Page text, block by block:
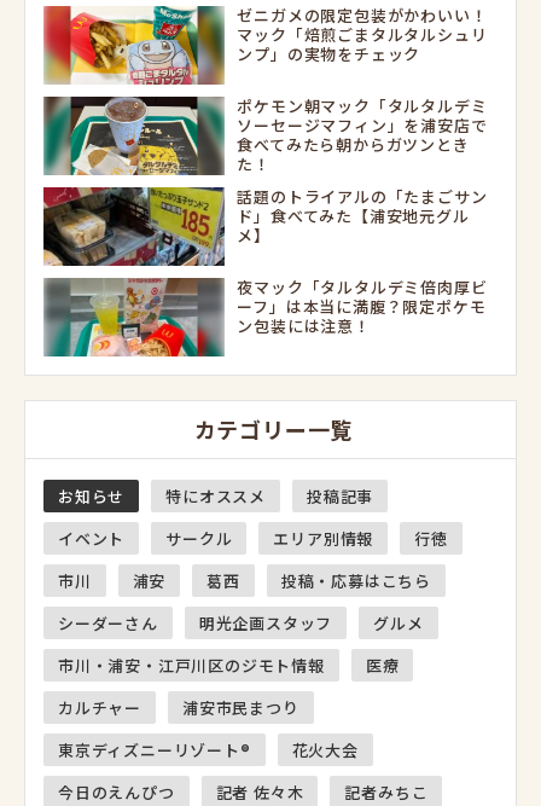
ゼニガメの限定包装がかわいい！
マック「焙煎ごまタルタルシュリ
ンプ」の実物をチェック
ポケモン朝マック「タルタルデミ
ソーセージマフィン」を浦安店で
食べてみたら朝からガツンとき
た！
話題のトライアルの「たまごサン
ド」食べてみた【浦安地元グル
メ】
夜マック「タルタルデミ倍肉厚ビ
ーフ」は本当に満腹？限定ポケモ
ン包装には注意！
カテゴリー一覧
お知らせ 特にオススメ
投稿記事
イベント
サークル エリア別情報
行徳
市川
浦安 葛西
投稿・応募はこちら
シーダーさん
明光企画スタッフ
グルメ
市川・浦安・江戸川区のジモト情報
医療
カルチャー
浦安市民まつり
東京ディズニーリゾート®
花火大会
今日のえんぴつ
記者 佐々木
記者みちこ